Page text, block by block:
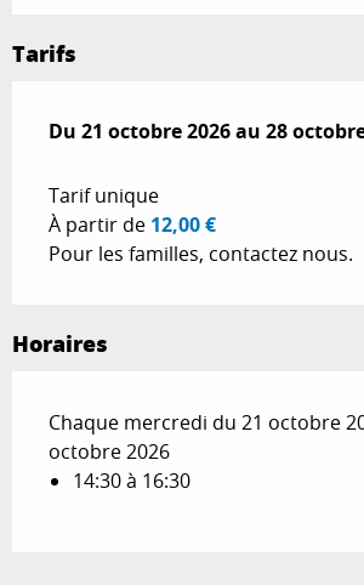
Tarifs
Du 21 octobre 2026au 28
Du 21 octobre 2026au 28
Tarif unique
À partir de 12,00 €
Pour les familles, contactez nous.
Horaires
Chaque mercredi du 21 octobre
octobre 2026
14:30 à 16:30